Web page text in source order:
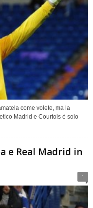
come volete, ma la
Madrid e Courtois è solo
e Real Madrid in
1